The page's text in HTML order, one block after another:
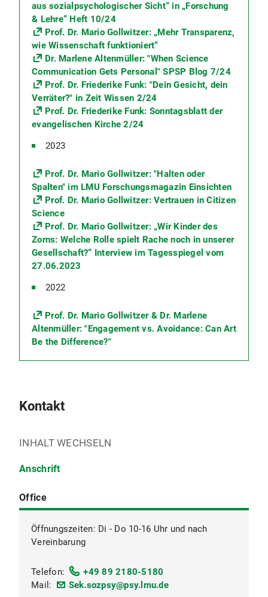
aus sozialpsychologischer Sicht“ in „Forschung
& Lehre“ Heft 10/24
Prof. Dr. Mario Gollwitzer: „Mehr Transparenz,
wie Wissenschaft funktioniert“
Dr. Marlene Altenmüller: "When Science
Communication Gets Personal" SPSP Blog 7/24
Prof. Dr. Friederike Funk: "Dein Gesicht, dein
Verräter?" in Zeit Wissen 2/24
Prof. Dr. Friederike Funk: Sonntagsblatt der
evangelischen Kirche 2/24
2023
Prof. Dr. Mario Gollwitzer: "Halten oder
Spalten" im LMU Forschungsmagazin Einsichten
Prof. Dr. Mario Gollwitzer: Vertrauen in Citizen
Science
Prof. Dr. Mario Gollwitzer: „Wir Kinder des
Zorns: Welche Rolle spielt Rache noch in unserer
Gesellschaft?“ Interview im Tagesspiegel vom
27.06.2023
2022
Prof. Dr. Mario Gollwitzer & Dr. Marlene
Altenmüller: "Engagement vs. Avoidance: Can Art
Be the Difference?"
Kontakt
INHALT WECHSELN
Office
Anschrift
Öffnungszeiten: Di - Do 10-16 Uhr und nach
Vereinbarung
Telefon:
+49 89 2180-5180
Mail:
Sek.sozpsy@psy.lmu.de